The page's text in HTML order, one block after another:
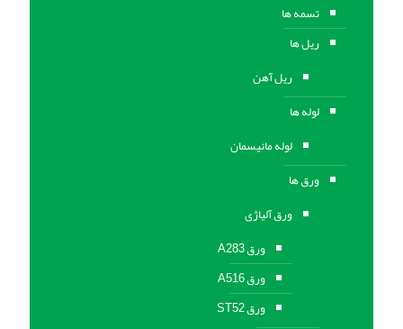
تسمه ها
ریل ها
ریل آهن
لوله ها
لوله مانیسمان
ورق ها
ورق آلیاژی
ورق A283
ورق A516
ورق ST52